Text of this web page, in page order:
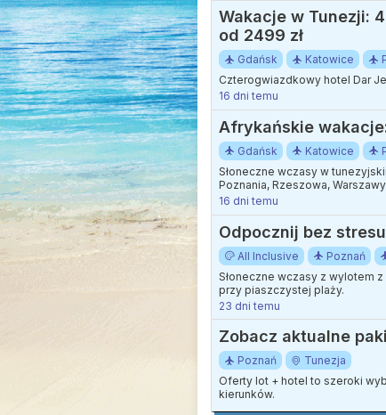
Wakacje w Tunezji:
od 2499 zł
Gdańsk Katowice
Czterogwiazdkowy hotel Dar
16 dni temu
Afrykańskie
Gdańsk Katowice
Słoneczne wczasy w
Poznania, Rzeszowa,
16 dni temu
Odpocznij bez
All Inclusive Poznań
Słoneczne wczasy z wylotem
przy piaszczystej plaży.
23 dni temu
Zobacz aktualne
Poznań
Tunezja
Oferty lot + hotel to szeroki
kierunków.